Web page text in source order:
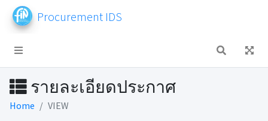
Procurement IDS
รายละเอียดประกาศ
Home VIEW